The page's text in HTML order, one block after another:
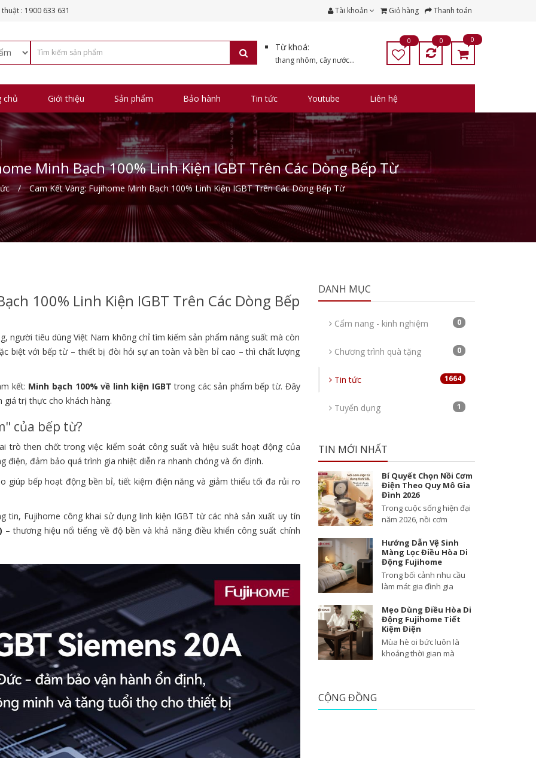
: 1900 633 631 Tài khoản Giỏ hàng Thanh toán
Từ khoá:
thang nhôm, cây nước...
0 0 0
chủ Giới thiệu Sản phẩm Bảo hành Tin tức Youtube Liên hệ
Minh Bạch 100% Linh Kiện IGBT Trên Các Dòng Bếp Từ
Cam Kết Vàng: Fujihome Minh Bạch 100% Linh Kiện IGBT Trên Các Dòng Bếp Từ
100% Linh Kiện IGBT Trên Các Dòng Bếp
người tiêu dùng Việt Nam không chỉ tìm kiếm sản phẩm năng suất mà còn
biệt với bếp từ – thiết bị đòi hỏi sự an toàn và bền bỉ cao – thì chất lượng
kết: Minh bạch 100% về linh kiện IGBT trong các sản phẩm bếp từ. Đây
trị thực cho khách hàng.
của bếp từ?
trò then chốt trong việc kiểm soát công suất và hiệu suất hoạt động của
điện, đảm bảo quá trình gia nhiệt diễn ra nhanh chóng và ổn định.
giúp bếp hoạt động bền bỉ, tiết kiệm điện năng và giảm thiểu tối đa rủi ro
tin, Fujihome công khai sử dụng linh kiện IGBT từ các nhà sản xuất uy tín
– thương hiệu nổi tiếng về độ bền và khả năng điều khiển công suất chính
DANH MỤC
Cẩm nang - kinh nghiệm 0
Chương trình quà tặng 0
Tin tức 1664
Tuyển dụng 1
TIN MỚI NHẤT
Bí Quyết Chọn Nồi Cơm
Điện Theo Quy Mô Gia
Đình 2026
Trong cuộc sống hiện đại
năm 2026, nồi cơm
Hướng Dẫn Vệ Sinh
Màng Lọc Điều Hòa Di
Động Fujihome
Trong bối cảnh nhu cầu
làm mát gia đình gia
Mẹo Dùng Điều Hòa Di
Động Fujihome Tiết
Kiệm Điện
Mùa hè oi bức luôn là
khoảng thời gian mà
CỘNG ĐỒNG